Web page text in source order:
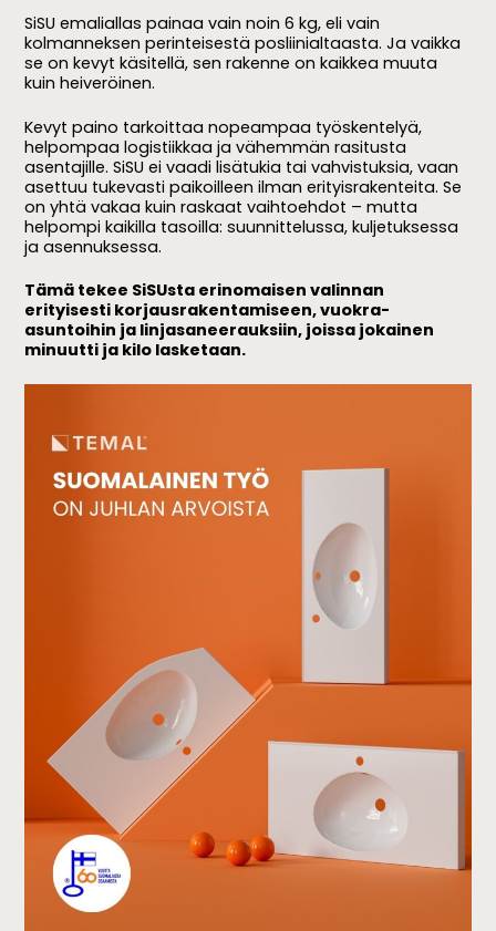
SiSU emaliallas painaa vain noin 6 kg, eli vain
kolmanneksen perinteisestä posliinialtaasta. Ja vaikka
se on kevyt käsitellä, sen rakenne on kaikkea muuta
kuin heiveröinen.
Kevyt paino tarkoittaa nopeampaa työskentelyä,
helpompaa logistiikkaa ja vähemmän rasitusta
asentajille. SiSU ei vaadi lisätukia tai vahvistuksia, vaan
asettuu tukevasti paikoilleen ilman erityisrakenteita. Se
on yhtä vakaa kuin raskaat vaihtoehdot – mutta
helpompi kaikilla tasoilla: suunnittelussa, kuljetuksessa
ja asennuksessa.
Tämä tekee SiSUsta erinomaisen valinnan
erityisesti korjausrakentamiseen, vuokra-
asuntoihin ja linjasaneerauksiin, joissa jokainen
minuutti ja kilo lasketaan.